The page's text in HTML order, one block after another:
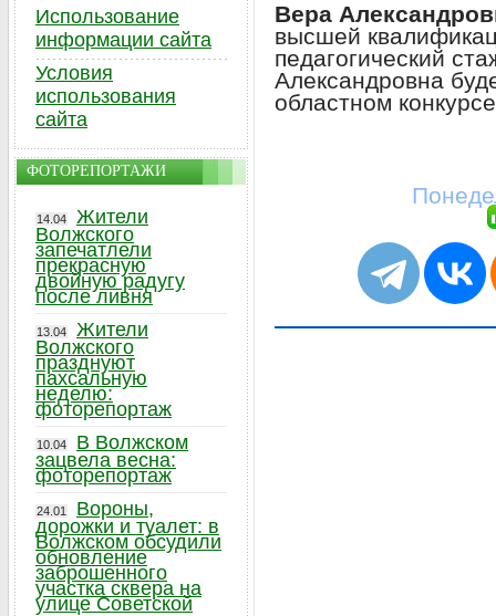
Вера
высшей
педагогический
Александровна
областном
Использование
информации сайта
Условия
использования
сайта
ФОТОРЕПОРТАЖИ
14.04
Жители
Волжского
запечатлели
прекрасную
двойную радугу
после ливня
13.04
Жители
Волжского
празднуют
пахсальную
неделю:
фоторепортаж
10.04
В Волжском
зацвела весна:
фоторепортаж
24.01
Вороны,
дорожки и туалет: в
Волжском обсудили
обновление
заброшенного
участка сквера на
улице Советской